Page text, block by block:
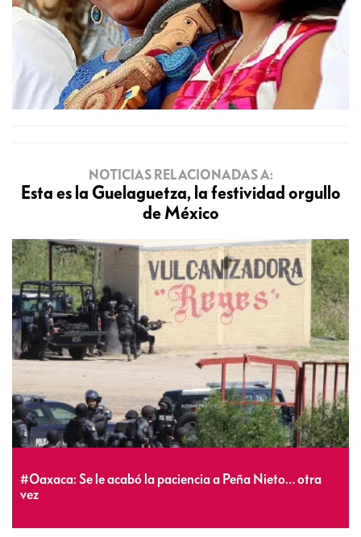
NOTICIAS RELACIONADAS A:
Esta es la Guelaguetza, la festividad orgullo
de México
#Oaxaca: Se le acabó la paciencia a Peña Nieto… otra
vez